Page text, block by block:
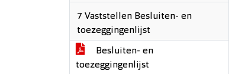
7 Vaststellen Besluiten- en
toezeggingenlijst
Besluiten- en
toezeggingenlijst